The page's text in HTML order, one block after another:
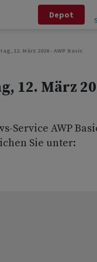
Depot
12. März 2026 - AWP Basic
12. März
Service AWP
Sie unter: